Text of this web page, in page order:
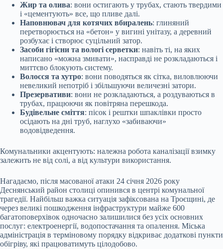
Жир та олива: вони остигають у трубах, стають твердими
і «цементують» все, що пливе далі.
Наповнювач для котячих вбиралень: глиняний
перетворюється на «бетон» у вигині унітазу, а деревний
розбухає і створює суцільний затор.
Засоби гігієни та вологі серветки: навіть ті, на яких
написано «можна змивати», насправді не розкладаються і
миттєво блокують систему.
Волосся та хутро: вони поводяться як сітка, виловлюючи
невеликий непотріб і збільшуючи величезні затори.
Презервативи: вони не розкладаються, а роздуваються в
трубах, працюючи як повітряна перешкода.
Будівельне сміття: пісок і рештки шпаклівки просто
осідають на дні труб, наглухо «забиваючи»
водовідведення.
Комунальники акцентують: належна робота каналізації взимку
залежить не від солі, а від культури використання.
Нагадаємо, після масованої атаки 24 січня 2026 року
Деснянський район столиці опинився в центрі комунальної
трагедії. Найбільш важка ситуація зафіксована на Троєщині, де
через великі пошкодження інфраструктури майже 600
багатоповерхівок одночасно залишилися без усіх основних
послуг: електроенергії, водопостачання та опалення. Міська
адміністрація в терміновому порядку відкриває додаткові пункти
обігріву, які працюватимуть цілодобово.